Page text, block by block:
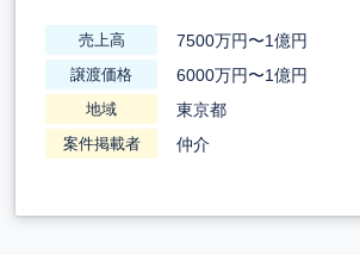
売上高 7500万円〜1億円
譲渡価格 6000万円〜1億円
地域 東京都
案件掲載者 仲介